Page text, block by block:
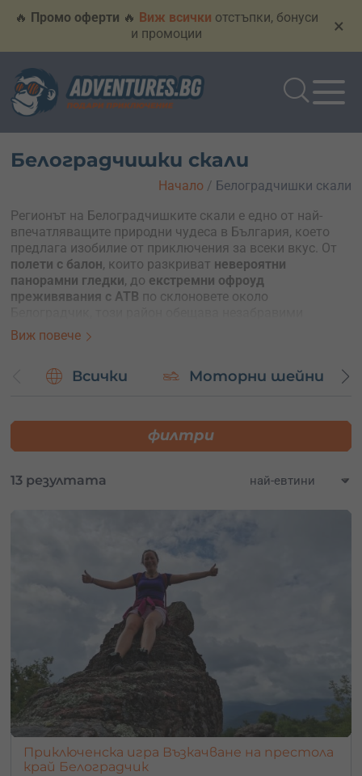
🔥 Промо оферти 🔥 Виж всички отстъпки, бонуси
и промоции
×
Белоградчишки скали
Регионът на Белоградчишките скали е едно от най-
впечатляващите природни чудеса в България, което
предлага изобилие от приключения за всеки вкус. От
полети с балон, които разкриват невероятни
панорамни гледки, до екстремни офроуд
преживявания с АТВ по склоновете около
моменти. Предлагаме ти вълнуващи приключения,
които могат да се превърнат в
възможността да се насладиш накрасотата и
Списък с приключения:
Приключения с АТВ
Не се колебай да избереш
своето следващо
приключениесред красотите на Белоградчишките
скали и да създадеш незабравими спомени. Запази
своя ваучер още сега и се подготви за
Виж повече
Начало / Белоградчишки скали
Всички Моторни шейни
филтри
13 резултата
Приключенска игра Възкачване на престола
край Белоградчик